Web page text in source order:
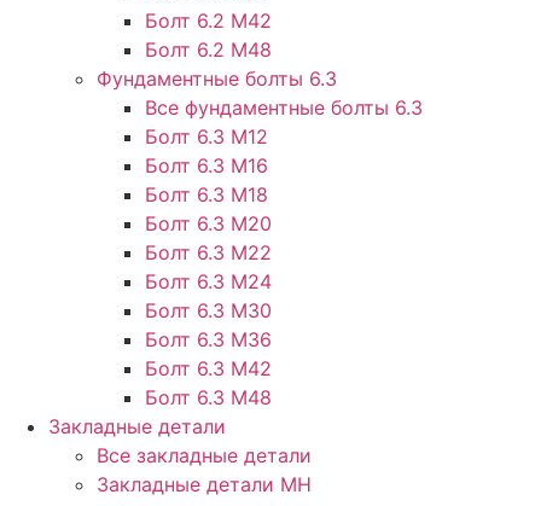
Болт 6.2 М42
Болт 6.2 М48
Фундаментные болты 6.3
Все фундаментные болты 6.3
Болт 6.3 М12
Болт 6.3 М16
Болт 6.3 М18
Болт 6.3 М20
Болт 6.3 М22
Болт 6.3 М24
Болт 6.3 М30
Болт 6.3 М36
Болт 6.3 М42
Болт 6.3 М48
Закладные детали
Все закладные детали
Закладные детали МН